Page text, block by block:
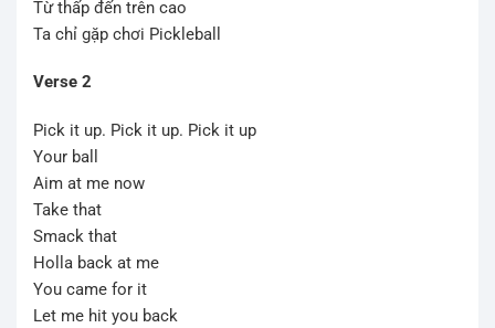
Từ thấp đến trên cao
Ta chỉ gặp chơi Pickleball
Verse 2
Pick it up. Pick it up. Pick it up
Your ball
Aim at me now
Take that
Smack that
Holla back at me
You came for it
Let me hit you back